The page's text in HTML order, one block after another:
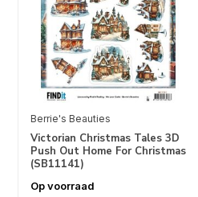
Berrie's Beauties
Victorian Christmas Tales 3D
Push Out Home For Christmas
(SB11141)
Op voorraad